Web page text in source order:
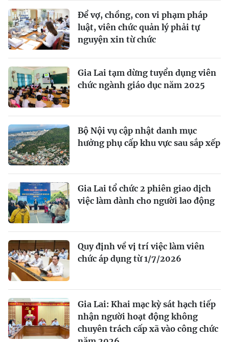
Để vợ, chồng, con vi phạm pháp
luật, viên chức quản lý phải tự
nguyện xin từ chức
Gia Lai tạm dừng tuyển dụng viên
chức ngành giáo dục năm 2025
Bộ Nội vụ cập nhật danh mục
hưởng phụ cấp khu vực sau sắp xếp
Gia Lai tổ chức 2 phiên giao dịch
việc làm dành cho người lao động
Quy định về vị trí việc làm viên
chức áp dụng từ 1/7/2026
Gia Lai: Khai mạc kỳ sát hạch tiếp
nhận người hoạt động không
chuyên trách cấp xã vào công chức